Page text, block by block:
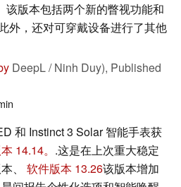
该版本包括两个新的瞥视功能和
外，还对可穿戴设备进行了其他
DeepL / Ninh Duy), Published
和 Instinct 3 Solar 智能手表获
14.14。 .这是在上次重大稳定
、 软件版本 13.26该版本增加